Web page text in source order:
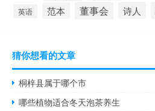
英语 范本 董事会 诗人
猜你想看的文章
桐梓县属于哪个市
哪些植物适合冬天泡茶养生